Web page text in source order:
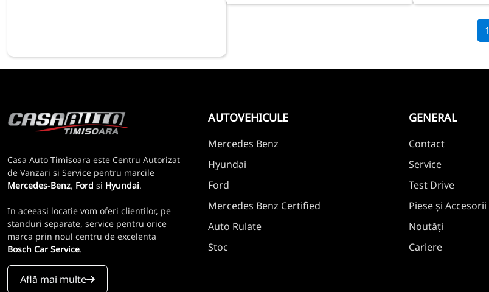
1
Casa Auto Timisoara este Centru Autorizat
de Vanzari si Service pentru marcile
Mercedes-Benz, Ford si Hyundai.
In aceeasi locatie vom oferi clientilor, pe
standuri separate, service pentru orice
marca prin noul centru de excelenta
Bosch Car Service.
Află mai multe
AUTOVEHICULE
Mercedes Benz
Hyundai
Ford
Mercedes Benz Certified
Auto Rulate
Stoc
GENERAL
Contact
Service
Test Drive
Piese și Accesorii
Noutăți
Cariere